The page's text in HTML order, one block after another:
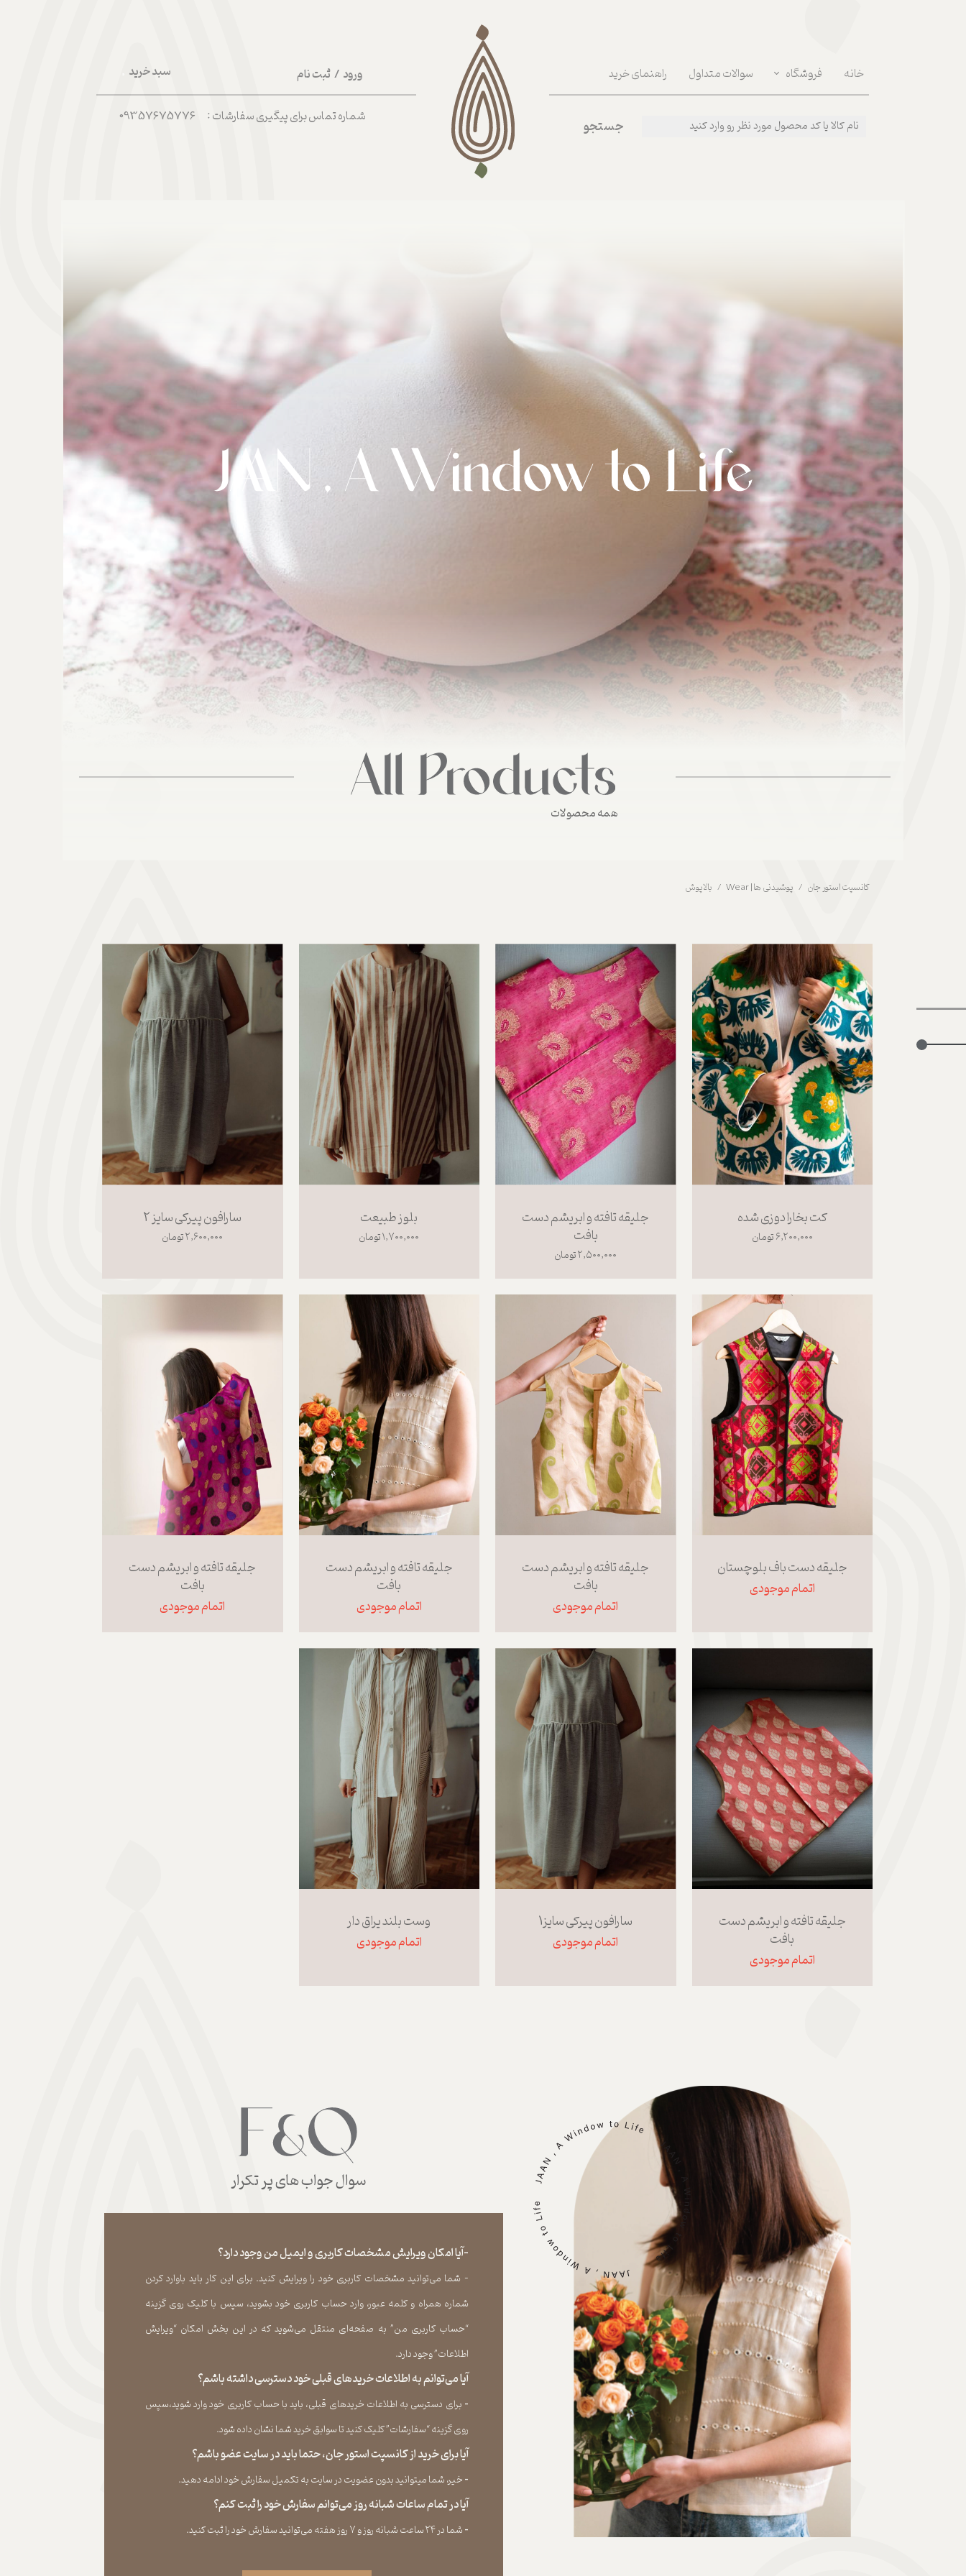
سبد خرید ورود / ثبت نام
حساب کاربری من
تغییر گذر واژه
خانه فروشگاه سوالات متداول راهنمای خرید
شماره تماس برای پیگیری سفارشات : 09357675776
جستجو
همه محصولات
کانسپت استور جان پوشیدنی ها | Wear بالاپوش
کت بخارا دوزی شده
۶,۲۰۰,۰۰۰ تومان
جلیقه تافته و ابریشم دست
بافت
۲,۵۰۰,۰۰۰ تومان
بلوز طبیعت
۱,۷۰۰,۰۰۰ تومان
سارافون پیرکی سایز 2
۲,۶۰۰,۰۰۰ تومان
جلیقه دست باف بلوچستان
اتمام موجودی
جلیقه تافته و ابریشم دست
بافت
اتمام موجودی
جلیقه تافته و ابریشم دست
بافت
اتمام موجودی
جلیقه تافته و ابریشم دست
بافت
اتمام موجودی
جلیقه تافته و ابریشم دست
بافت
اتمام موجودی
سارافون پیرکی سایز1
اتمام موجودی
وست بلند یراق دار
اتمام موجودی
سوال جواب های پر تکرار
-آیا امکان ویرایش مشخصات کاربری و ایمیل من وجود دارد؟
- شما می‏‌توانید مشخصات کاربری خود را ویرایش کنید. برای این کار باید باوارد کردن
شماره همراه و کلمه عبور، وارد حساب کاربری خود بشوید، سپس با کلیک روی گزینه
“حساب کاربری من” به صفحه‏‌ای منتقل می‏‌شوید که در این بخش امکان “ویرایش
اطلاعات” وجود دارد.​​​​​​​
آیا می‌‏توانم به اطلاعات خریدهای قبلی خود دسترسی داشته باشم؟
​​​​​​​- برای دسترسی به اطلاعات خریدهای قبلی، باید با حساب کاربری خود وارد شوید،سپس
روی گزینه “سفارشات” کلیک کنید تا سوابق خرید شما نشان داده ‏شود.​​​​​​​
آیا برای خرید از کانسپت استور جان، حتما باید در سایت عضو باشم؟
​​​​​​​- خیر، شما میتوانید بدون عضویت در سایت به تکمیل سفارش خود ادامه دهید.​​​​​​​
آیا در تمام ساعات شبانه روز می‌توانم سفارش خود را ثبت کنم؟
​​​​​​​​​​​​​​- شما در ۲۴ ساعت شبانه روز و ۷ روز هفته می‌‏توانید سفارش خود را ثبت کنید.